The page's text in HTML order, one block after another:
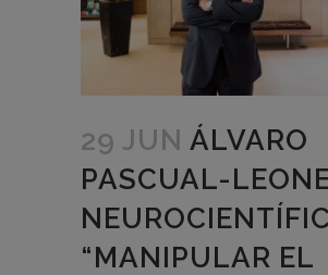
29 JUN ÁLVARO
PASCUAL-
“MANIPULAR EL